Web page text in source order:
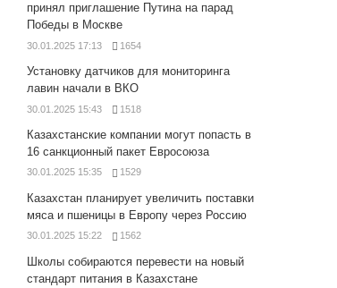
принял приглашение Путина на парад
Победы в Москве
30.01.2025 17:13 1654
Установку датчиков для мониторинга
лавин начали в ВКО
30.01.2025 15:43 1518
Казахстанские компании могут попасть в
16 санкционный пакет Евросоюза
30.01.2025 15:35 1529
Казахстан планирует увеличить поставки
мяса и пшеницы в Европу через Россию
30.01.2025 15:22 1562
Школы собираются перевести на новый
стандарт питания в Казахстане